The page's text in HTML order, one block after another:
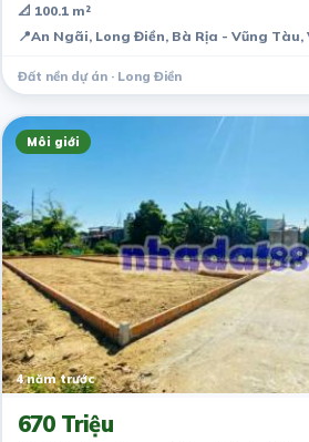
📐 100.1 m²
📍An Ngãi, Long Điền, Bà Rịa - Vũng Tàu,
Đất nền dự án · Long Điền
Môi giới
4 năm trước
670 Triệu